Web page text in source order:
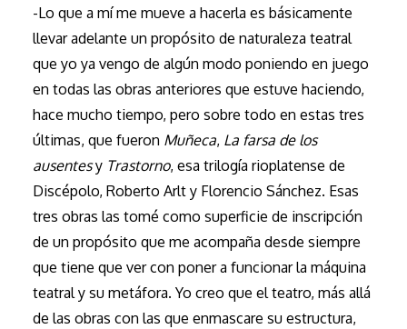
-Lo que a mí me mueve a hacerla es básicamente
llevar adelante un propósito de naturaleza teatral
que yo ya vengo de algún modo poniendo en juego
en todas las obras anteriores que estuve haciendo,
hace mucho tiempo, pero sobre todo en estas tres
últimas, que fueron Muñeca, La farsa de los
ausentesy Trastorno, esa trilogía rioplatense de
Discépolo, Roberto Arlt y Florencio Sánchez. Esas
tres obras las tomé como superficie de inscripción
de un propósito que me acompaña desde siempre
que tiene que ver con poner a funcionar la máquina
teatral y su metáfora. Yo creo que el teatro, más allá
de las obras con las que enmascare su estructura,